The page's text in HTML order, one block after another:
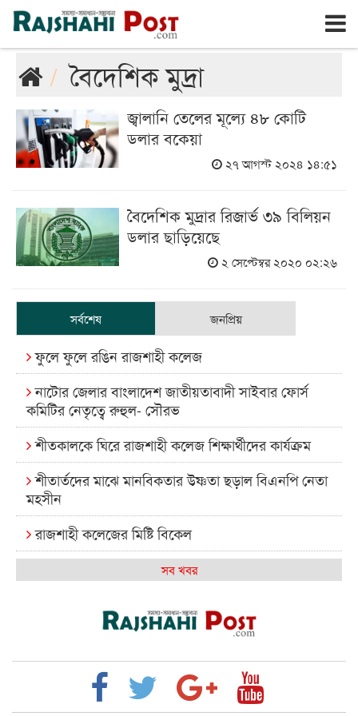
রাজশাহী বৃহঃস্পতিবার, ৬ই আগস্ট ২০২৬, ২৩শে শ্রাবণ ১৪৩৩
বৈদেশিক মুদ্রা
জ্বালানি তেলের মূল্যে ৪৮ কোটি
ডলার বকেয়া
২৭ আগস্ট ২০২৪ ১৪:৫১
বৈদেশিক মুদ্রার রিজার্ভ ৩৯ বিলিয়ন
ডলার ছাড়িয়েছে
২ সেপ্টেম্বর ২০২০ ০২:২৬
সর্বশেষ জনপ্রিয়
ফুলে ফুলে রঙিন রাজশাহী কলেজ
নাটোর জেলার বাংলাদেশ জাতীয়তাবাদী সাইবার ফোর্স
কমিটির নেতৃত্বে রুহুল- সৌরভ
শীতকালকে ঘিরে রাজশাহী কলেজ শিক্ষার্থীদের কার্যক্রম
শীতার্তদের মাঝে মানবিকতার উষ্ণতা ছড়াল বিএনপি নেতা
মহসীন
রাজশাহী কলেজের মিষ্টি বিকেল
কেমন আছে আমাদের দেশের মধ্যবিত্তরা
রাজশাইন একাডেমির ফল প্রকাশ ও পুরস্কার বিতরণ
রাজশাহী কলেজের শিক্ষার্থী শাখাওয়াত পেলেন স্টার
এক্সিলেন্স অ্যাওয়ার্ড
সব খবর